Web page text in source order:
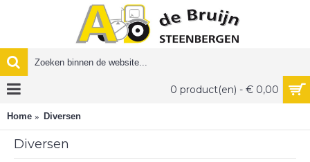
0 product(en) - € 0,00
Home Diversen
Diversen